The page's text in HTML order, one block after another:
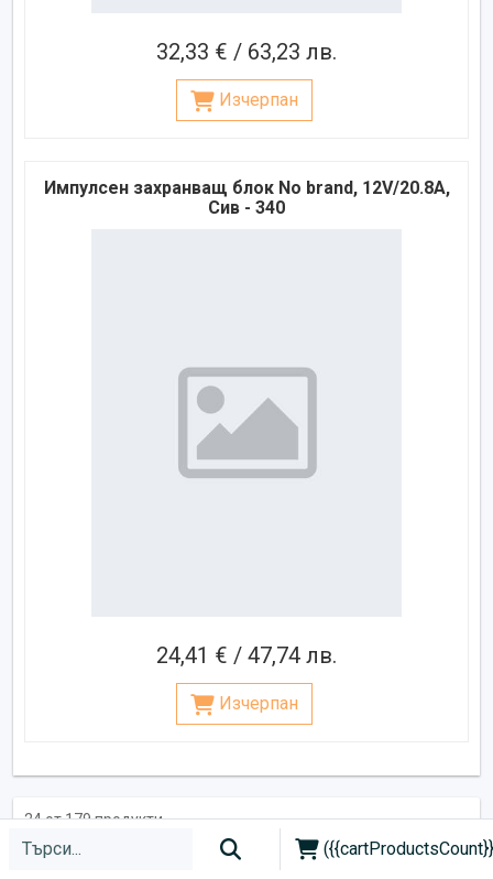
32,33 € / 63,23 лв.
Изчерпан
Импулсен захранващ блок No brand, 12V/20.8A,
Сив - 340
24,41 € / 47,74 лв.
Изчерпан
24 от 179 продукти
1 >>